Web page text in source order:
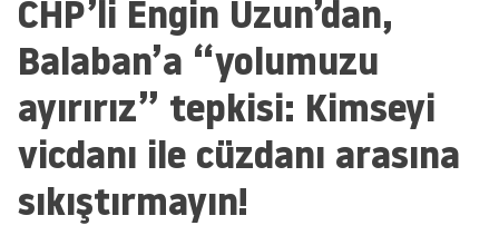
CHP’li Engin Uzun’dan,
Balaban’a “yolumuzu
ayırırız” tepkisi: Kimseyi
vicdanı ile cüzdanı arasına
sıkıştırmayın!